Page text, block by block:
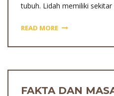
tubuh. Lidah memiliki
READ MORE
FAKTA DAN